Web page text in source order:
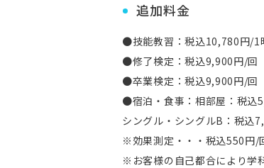
追加料金
●技能教習：税込10,780円/1
●修了検定：税込9,900円/回
●卒業検定：税込9,900円/回
●宿泊・食事：相部屋：税込
シングル・シングルB：税込
※効果測定・・・税込550円/
※お客様の自己都合により学